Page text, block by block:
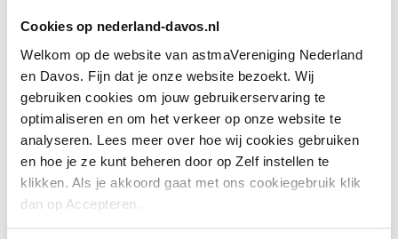
Cookies op nederland-davos.nl
Welkom op de website van astmaVereniging Nederland
en Davos. Fijn dat je onze website bezoekt. Wij
gebruiken cookies om jouw gebruikerservaring te
optimaliseren en om het verkeer op onze website te
analyseren. Lees meer over hoe wij cookies gebruiken
en hoe je ze kunt beheren door op Zelf instellen te
klikken. Als je akkoord gaat met ons cookiegebruik klik
dan op Accepteren.
hebt?
Op het moment is het warm in
Nederland. Heb je astma, dan kan
dit...